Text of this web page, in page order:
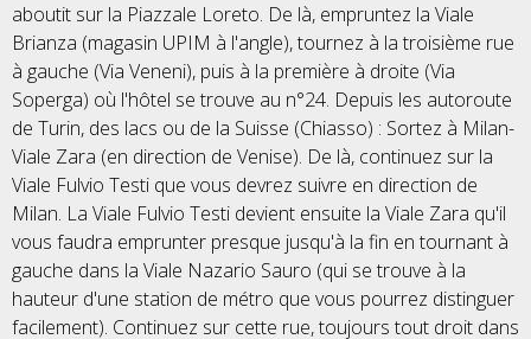
aboutit sur la Piazzale Loreto. De là, empruntez la Viale
Brianza (magasin UPIM à l'angle), tournez à la troisième rue
à gauche (Via Veneni), puis à la première à droite (Via
Soperga) où l'hôtel se trouve au n°24. Depuis les autoroute
de Turin, des lacs ou de la Suisse (Chiasso) : Sortez à Milan-
Viale Zara (en direction de Venise). De là, continuez sur la
Viale Fulvio Testi que vous devrez suivre en direction de
Milan. La Viale Fulvio Testi devient ensuite la Viale Zara qu'il
vous faudra emprunter presque jusqu'à la fin en tournant à
gauche dans la Viale Nazario Sauro (qui se trouve à la
hauteur d'une station de métro que vous pourrez distinguer
facilement). Continuez sur cette rue, toujours tout droit dans